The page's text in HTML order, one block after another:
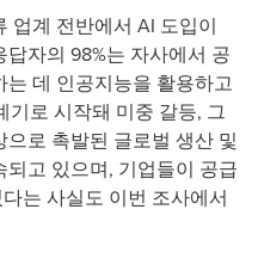
업계 전반에서 AI 도입이
자의 98%는 자사에서 공
데 인공지능을 활용하고
기로 시작돼 미중 갈등, 그
로 촉발된 글로벌 생산 및
고 있으며, 기업들이 공급
는 사실도 이번 조사에서